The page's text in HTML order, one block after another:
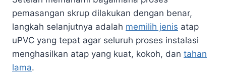
pemasangan skrup dilakukan dengan benar,
langkah selanjutnya adalah memilih jenis atap
uPVC yang tepat agar seluruh proses instalasi
menghasilkan atap yang kuat, kokoh, dan tahan
lama.